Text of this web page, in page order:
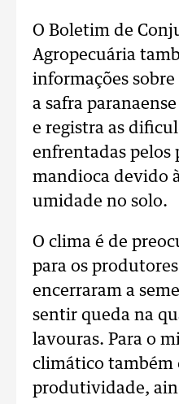
O Boletim de
Agropecuária
informações
a safra
e registra as
enfrentadas pelos
mandioca devido
umidade no solo.
O clima é de
para os
encerraram a
sentir queda na
lavouras. Para o
climático também
produtividade,